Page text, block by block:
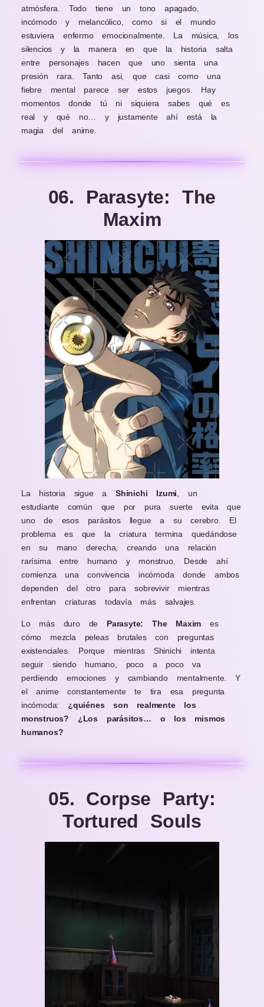
atmósfera. Todo tiene un tono apagado,
incómodo y melancólico, como si el mundo
estuviera enfermo emocionalmente. La música, los
silencios y la manera en que la historia salta
entre personajes hacen que uno sienta una
presión rara. Tanto asi, que casi como una
fiebre mental parece ser estos juegos. Hay
momentos donde tú ni siquiera sabes qué es
real y qué no… y justamente ahí está la
magia del anime.
06. Parasyte: The
Maxim
La historia sigue a Shinichi Izumi , un
estudiante común que por pura suerte evita que
uno de esos parásitos llegue a su cerebro. El
problema es que la criatura termina quedándose
en su mano derecha, creando una relación
rarísima entre humano y monstruo. Desde ahí
comienza una convivencia incómoda donde ambos
dependen del otro para sobrevivir mientras
enfrentan criaturas todavía más salvajes.
Lo más duro de Parasyte: The Maxim es
cómo mezcla peleas brutales con preguntas
existenciales. Porque mientras Shinichi intenta
seguir siendo humano, poco a poco va
perdiendo emociones y cambiando mentalmente. Y
el anime constantemente te tira esa pregunta
incómoda: ¿quiénes son realmente los
monstruos? ¿Los parásitos… o los mismos
humanos?
05. Corpse Party:
Tortured Souls